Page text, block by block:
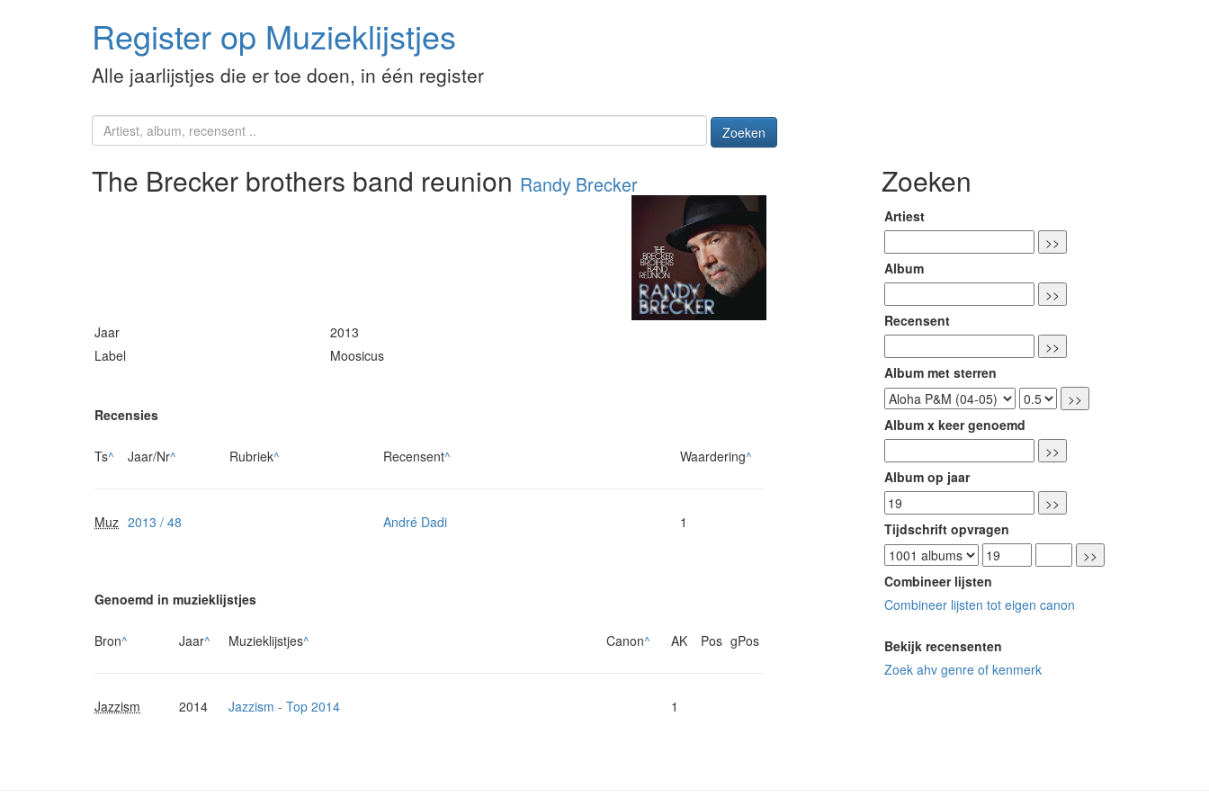
Register op Muzieklijstjes
Alle jaarlijstjes die er toe doen, in één register
Zoeken
The Brecker brothers band reunion Randy Brecker
Jaar
2013
Label
Moosicus
Recensies
Ts^ Jaar/Nr^ Rubriek^ Recensent^ Waardering^
Muz 2013 / 48 André Dadi 1
Genoemd in muzieklijstjes
Bron^ Jaar^ Muzieklijstjes^ Canon^ AK Pos gPos
Jazzism 2014 Jazzism - Top 2014 1
Zoeken
Artiest
Album
Recensent
Album met sterren
Album x keer genoemd
Album op jaar
Tijdschrift opvragen
Combineer lijsten
Combineer lijsten tot eigen canon
Bekijk recensenten
Zoek ahv genre of kenmerk